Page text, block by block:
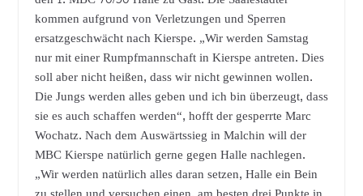
kommen aufgrund von Verletzungen und Sperren
ersatzgeschwächt nach Kierspe. „Wir werden Samstag
nur mit einer Rumpfmannschaft in Kierspe antreten. Dies
soll aber nicht heißen, dass wir nicht gewinnen wollen.
Die Jungs werden alles geben und ich bin überzeugt, dass
sie es auch schaffen werden“, hofft der gesperrte Marc
Wochatz. Nach dem Auswärtssieg in Malchin will der
MBC Kierspe natürlich gerne gegen Halle nachlegen.
„Wir werden natürlich alles daran setzen, Halle ein Bein